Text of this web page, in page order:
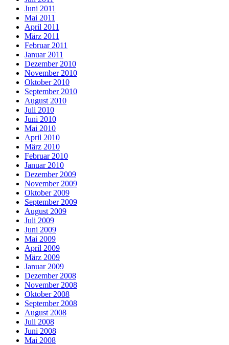
Juni 2011
Mai 2011
April 2011
März 2011
Februar 2011
Januar 2011
Dezember 2010
November 2010
Oktober 2010
September 2010
August 2010
Juli 2010
Juni 2010
Mai 2010
April 2010
März 2010
Februar 2010
Januar 2010
Dezember 2009
November 2009
Oktober 2009
September 2009
August 2009
Juli 2009
Juni 2009
Mai 2009
April 2009
März 2009
Januar 2009
Dezember 2008
November 2008
Oktober 2008
September 2008
August 2008
Juli 2008
Juni 2008
Mai 2008